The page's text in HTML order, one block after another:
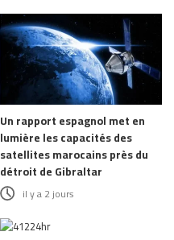
Un rapport espagnol met en
lumière les capacités des
satellites marocains près du
détroit de Gibraltar
il y a 2 jours